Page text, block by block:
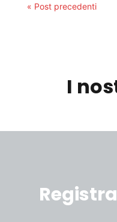
« Post precedenti
I